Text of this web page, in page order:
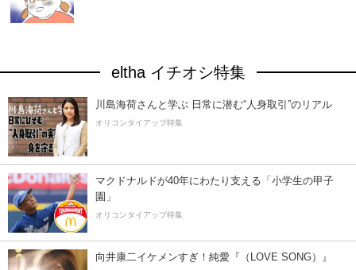
eltha イチオシ特集
川島海荷さんと学ぶ 日常に潜む“人身取引”のリアル
オリコンタイアップ特集
マクドナルドが40年にわたり支える「小学生の甲子
園」
オリコンタイアップ特集
向井康二イケメンすぎ！純愛『（LOVE SONG）』